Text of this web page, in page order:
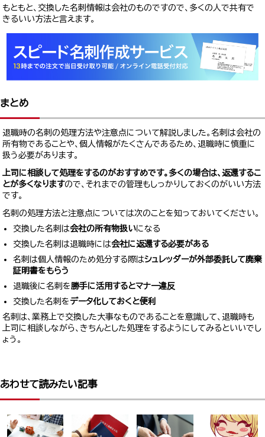
もともと、交換した名刺情報は会社のものですので、多くの人で共有で
きるいい方法と言えます。
まとめ
退職時の名刺の処理方法や注意点について解説しました。名刺は会社の
所有物であることや、個人情報がたくさんであるため、退職時に慎重に
扱う必要があります。
上司に相談して処理をするのがおすすめです。多くの場合は、返還するこ
とが多くなりますので、それまでの管理もしっかりしておくのがいい方法
です。
名刺の処理方法と注意点については次のことを知っておいてください。
交換した名刺は会社の所有物扱いになる
交換した名刺は退職時には会社に返還する必要がある
名刺は個人情報のため処分する際はシュレッダーが外部委託して廃棄
証明書をもらう
退職後に名刺を勝手に活用するとマナー違反
交換した名刺を データ化しておくと便利
名刺は、業務上で交換した大事なものであることを意識して、退職時も
上司に相談しながら、きちんとした処理をするようにしてみるといいでし
ょう。
あわせて読みたい記事